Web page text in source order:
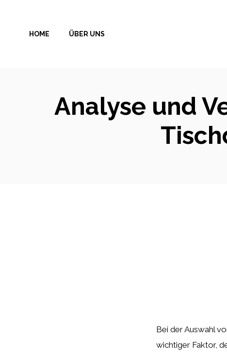
springenHOME ÜBER UNS
Analyse und
Bei der Auswahl
wichtiger Faktor,